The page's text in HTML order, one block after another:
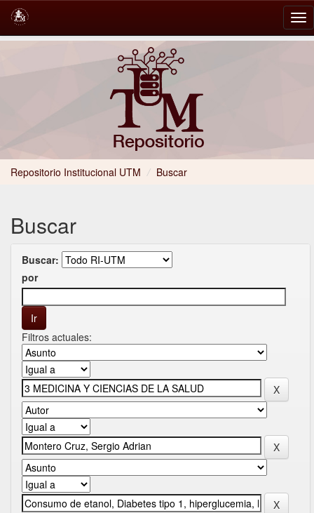
Repositorio Institucional UTM / Buscar
Buscar
Buscar:
por
Filtros actuales: